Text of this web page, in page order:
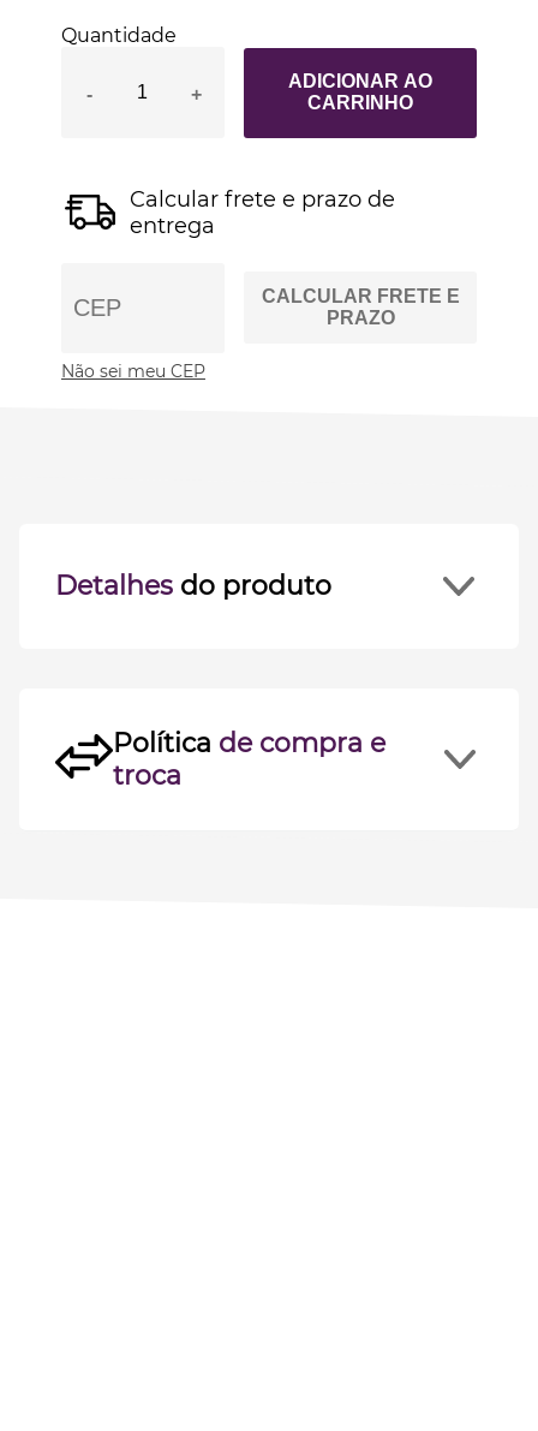
Quantidade
- +
ADICIONAR AO
CARRINHO
Calcular frete e prazo de
entrega
CALCULAR FRETE E
PRAZO
Não sei meu CEP
Detalhes do produto
Política de compra e
troca